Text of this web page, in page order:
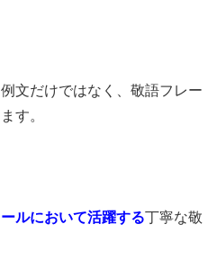
文だけではなく、敬語フレー
す。
ルにおいて活躍する丁寧な敬